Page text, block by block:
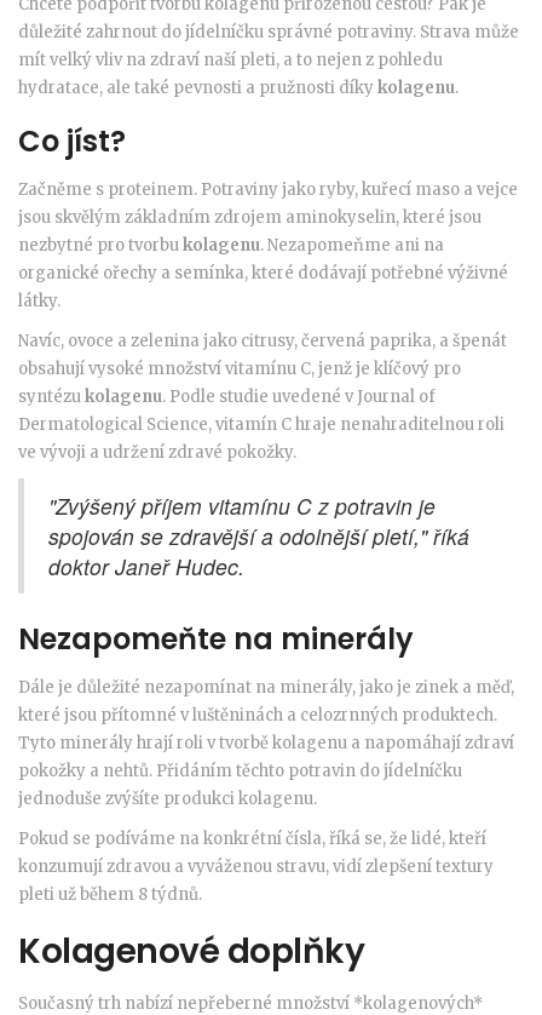
Chcete podpořit tvorbu kolagenu přirozenou cestou? Pak je
důležité zahrnout do jídelníčku správné potraviny. Strava může
mít velký vliv na zdraví naší pleti, a to nejen z pohledu
hydratace, ale také pevnosti a pružnosti díkykolagenu.
Co jíst?
Začněme s proteinem. Potraviny jako ryby, kuřecí maso a vejce
jsou skvělým základním zdrojem aminokyselin, které jsou
nezbytné pro tvorbukolagenu. Nezapomeňme ani na
organické ořechy a semínka, které dodávají potřebné výživné
látky.
Navíc, ovoce a zelenina jako citrusy, červená paprika, a špenát
obsahují vysoké množství vitamínu C, jenž je klíčový pro
syntézukolagenu. Podle studie uvedené v Journal of
Dermatological Science, vitamín C hraje nenahraditelnou roli
ve vývoji a udržení zdravé pokožky.
"Zvýšený příjem vitamínu C z potravin je
spojován se zdravější a odolnější pletí," říká
doktor Janeř Hudec.
Nezapomeňte na minerály
Dále je důležité nezapomínat na minerály, jako je zinek a měď,
které jsou přítomné v luštěninách a celozrnných produktech.
Tyto minerály hrají roli v tvorbě kolagenu a napomáhají zdraví
pokožky a nehtů. Přidáním těchto potravin do jídelníčku
jednoduše zvýšíte produkci kolagenu.
Pokud se podíváme na konkrétní čísla, říká se, že lidé, kteří
konzumují zdravou a vyváženou stravu, vidí zlepšení textury
pleti už během 8 týdnů.
Kolagenové doplňky
Současný trh nabízí nepřeberné množství *kolagenových*